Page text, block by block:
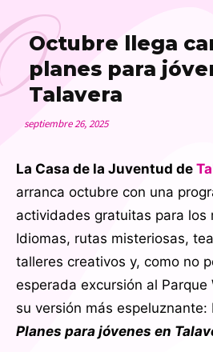
Octubre llega
planes para
Talavera
septiembre 26, 2025
La Casa de la Juventud de
arranca octubre con una
actividades gratuitas para los
Idiomas, rutas misteriosas,
talleres creativos y, como no
esperada excursión al Parque
su versión más
Planes para jóvenes en